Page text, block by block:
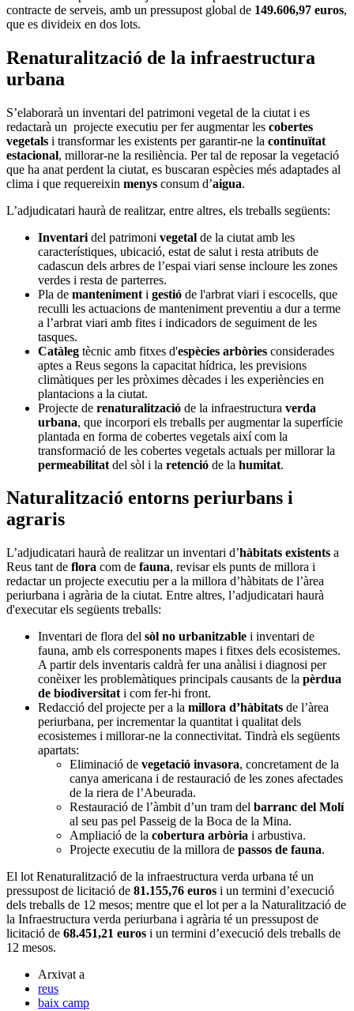
contracte de serveis, amb un pressupost global de 149.606,97 euros,
que es divideix en dos lots.
Renaturalització de la infraestructura
urbana
S’elaborarà un inventari del patrimoni vegetal de la ciutat i es
redactarà un projecte executiu per fer augmentar les cobertes
vegetals i transformar les existents per garantir-ne la continuïtat
estacional, millorar-ne la resiliència. Per tal de reposar la vegetació
que ha anat perdent la ciutat, es buscaran espècies més adaptades al
clima i que requereixin menys consum d’aigua.
L’adjudicatari haurà de realitzar, entre altres, els treballs següents:
Inventari del patrimoni vegetal de la ciutat amb les
característiques, ubicació, estat de salut i resta atributs de
cadascun dels arbres de l’espai viari sense incloure les zones
verdes i resta de parterres.
Pla de manteniment i gestió de l'arbrat viari i escocells, que
reculli les actuacions de manteniment preventiu a dur a terme
a l’arbrat viari amb fites i indicadors de seguiment de les
tasques.
Catàleg tècnic amb fitxes d'espècies arbòries considerades
aptes a Reus segons la capacitat hídrica, les previsions
climàtiques per les pròximes dècades i les experiències en
plantacions a la ciutat.
Projecte de renaturalització de la infraestructura verda
urbana, que incorpori els treballs per augmentar la superfície
plantada en forma de cobertes vegetals així com la
transformació de les cobertes vegetals actuals per millorar la
permeabilitat del sòl i la retenció de la humitat.
Naturalització entorns periurbans i
agraris
L’adjudicatari haurà de realitzar un inventari d’hàbitats existents a
Reus tant de flora com de fauna, revisar els punts de millora i
redactar un projecte executiu per a la millora d’hàbitats de l’àrea
periurbana i agrària de la ciutat. Entre altres, l’adjudicatari haurà
d'executar els següents treballs:
Inventari de flora del sòl no urbanitzable i inventari de
fauna, amb els corresponents mapes i fitxes dels ecosistemes.
A partir dels inventaris caldrà fer una anàlisi i diagnosi per
conèixer les problemàtiques principals causants de la pèrdua
de biodiversitat i com fer-hi front.
Redacció del projecte per a la millora d’hàbitats de l’àrea
periurbana, per incrementar la quantitat i qualitat dels
ecosistemes i millorar-ne la connectivitat. Tindrà els següents
apartats:
Eliminació de vegetació invasora, concretament de la
canya americana i de restauració de les zones afectades
de la riera de l’Abeurada.
Restauració de l’àmbit d’un tram del barranc del Molí
al seu pas pel Passeig de la Boca de la Mina.
Ampliació de la cobertura arbòria i arbustiva.
Projecte executiu de la millora de passos de fauna.
El lot Renaturalització de la infraestructura verda urbana té un
pressupost de licitació de 81.155,76 euros i un termini d’execució
dels treballs de 12 mesos; mentre que el lot per a la Naturalització de
la Infraestructura verda periurbana i agrària té un pressupost de
licitació de 68.451,21 euros i un termini d’execució dels treballs de
12 mesos.
Arxivat a
reus
baix camp